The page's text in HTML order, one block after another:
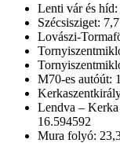
Lenti vár és
Szécsisziget:
Lovászi-
M70-es autóút:
Lendva –
16.594592
Mura folyó: